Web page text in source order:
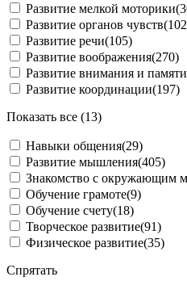
Развитие мелкой моторики
Развитие органов чувств
Развитие речи(105)
Развитие воображения(270)
Развитие внимания и памяти
Развитие координации(197)
Показать все (13)
Навыки общения(29)
Развитие мышления(405)
Знакомство с окружающим
Обучение грамоте(9)
Обучение счету(18)
Творческое развитие(91)
Физическое развитие(35)
Спрятать